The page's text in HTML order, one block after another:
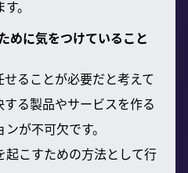
。
めに気をつけていること
ることが必要だと考えて
る製品やサービスを作る
が不可欠です。
起こすための方法として行